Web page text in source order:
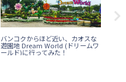
バンコクからほど近い、カオスな
遊園地 Dream World (ドリームワ
ールド)に行ってみた！